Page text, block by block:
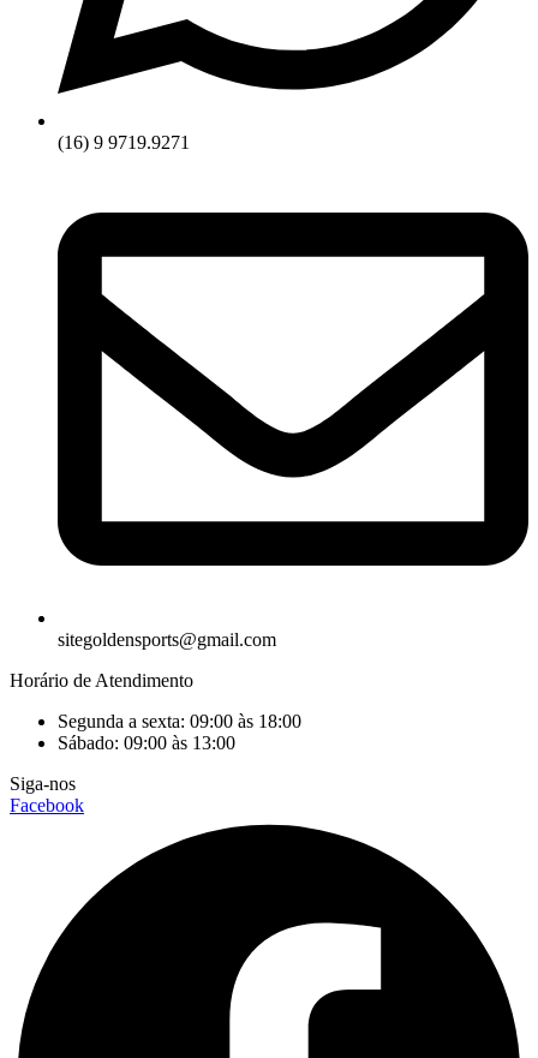
(16) 9 9719.9271
sitegoldensports@gmail.com
Horário de Atendimento
Segunda a sexta: 09:00 às 18:00
Sábado: 09:00 às 13:00
Siga-nos
Facebook